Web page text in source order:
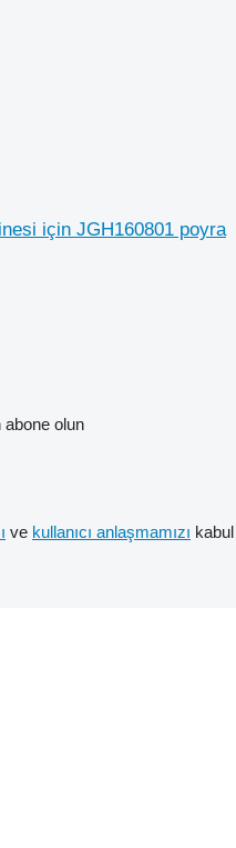
için JGH160801 poyra
abone olun
ve kullanıcı anlaşmamızı kabul